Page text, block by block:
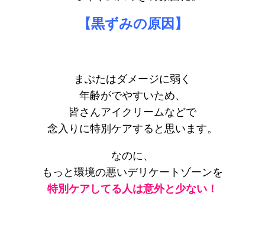
【黒ずみの原因】
まぶたはダメージに弱く
年齢がでやすいため、
皆さんアイクリームなどで
念入りに特別ケアすると思います。
なのに、
もっと環境の悪いデリケートゾーンを
特別ケアしてる人は意外と少ない！